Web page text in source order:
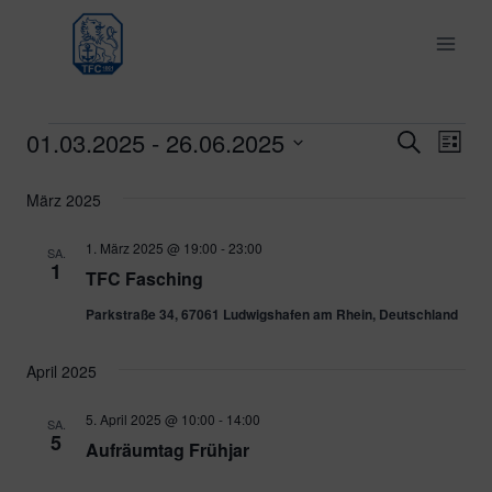
springen
Veranstaltungen SucheListe
01.03.2025 - 26.06.2025
wählen.
März 2025
SA.
1 TFC Fasching
1. März 2025 @ 19:00 - 23:00
Parkstraße 34, 67061 Ludwigshafen am Rhein, Deutschland
April 2025
SA.
5 Aufräumtag Frühjar
5. April 2025 @ 10:00 - 14:00